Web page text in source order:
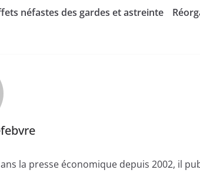
néfastes des gardes et astreinte
la presse économique depuis 2002, il